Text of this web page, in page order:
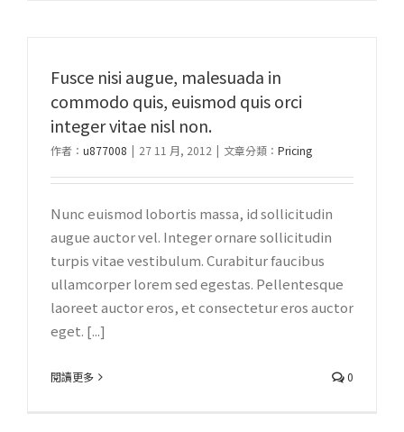
Fusce nisi augue, malesuada in
commodo quis, euismod quis orci
integer vitae nisl non.
作者： u877008 | 27 11 月, 2012 | 文章分類： Pricing
Nunc euismod lobortis massa, id sollicitudin
augue auctor vel. Integer ornare sollicitudin
turpis vitae vestibulum. Curabitur faucibus
ullamcorper lorem sed egestas. Pellentesque
laoreet auctor eros, et consectetur eros auctor
eget. [...]
閱讀更多 0